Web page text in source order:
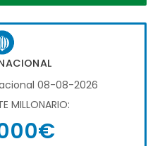
08-08-2026
MILLONARIO: